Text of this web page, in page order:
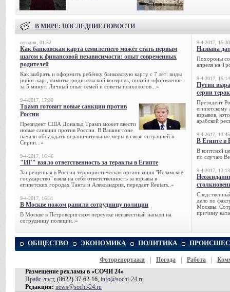
В МИРЕ: ПОСЛЕДНИЕ НОВОСТИ
сегодня, 01:52
Как банковская карта семилетнего может стать первым
шагом к финансовой независимости: опыт современных
родителей
Как выбрать и оформить ребёнку банковскую карту с 7 лет: виды
junior-карт, лимиты, родительский контроль, онлайн-оформление
за 5 минут. Личный опыт семей и советы психологов...»
9-4-2017, 17:30
Трамп готовит новые санкции против
России
Президент США Дональд Трамп может ввести
новые санкции против России. В Вашингтоне
начали обсуждать ограничительные меры в связи ситуацией в
Сирии...»
9-4-2017, 16:46
"ИГ" взяло ответственность за теракты в Египте
Запрещенная в России террористическая организация "Исламское
государство" взяла на себя ответственность за взрывы в
египетских городах Танта и Александрия, передает Reuters..»
9-4-2017, 16:31
В Москве ножом ранили сотрудницу полиции
В Москве в Петроверигском переулке неизвестный напали на
сотрудницу полиции..»
9-4-2017, 15:30
Названа
Похороны
апреля на
9-4-2017, 15:14
Путин
серии
Президент
египетскому
взрывов,
арабской
9-4-2017, 13:45
В Египте в
В коптской
по случаю
9-4-2017, 13:13
дело по
Москвы.
причину
ОБЩЕСТВО ЭКОНОМИКА ПОЛИТИКА
Фоторепортажи Погода Работа
Размещение рекламы в «СОЧИ 24»
Прайс-лист, (8622) 37-62-16, info@sochi-24.ru
Редакция: news@sochi-24.ru